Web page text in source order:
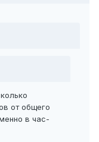
от общего
в час-